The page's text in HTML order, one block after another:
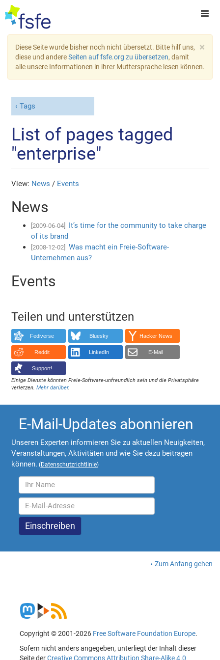
×
Diese Seite wurde bisher noch nicht übersetzt. Bitte hilf uns,
diese und andereSeiten auf fsfe.org zu übersetzen, damit
alle unsere Informationen in ihrer Muttersprache lesen können.
Tags
List of pages tagged
"enterprise"
View: News / Events
News
[2009-06-04]
It’s time for the community to take charge
of its brand
[2008-12-02]
Was macht ein Freie-Software-
Unternehmen aus?
Events
Teilen und unterstützen
Fediverse Bluesky Hacker News
Reddit LinkedIn E-Mail
Support!
Einige Dienste könnten Freie-Software-unfreundlich sein und die Privatsphäre
verletzen.Mehr darüber.
E-Mail-Updates abonnieren
Unseren Experten informieren Sie zu aktuellen Neuigkeiten,
Veranstaltungen, Aktivitäten und wie Sie dazu beitragen
können. (Datenschutzrichtlinie)
Zum Anfang gehen
Copyright © 2001-2026 Free Software Foundation Europe.
Sofern nicht anders angegeben, unterliegt der Inhalt dieser
Seite derCreative Commons Attribution Share-Alike 4.0